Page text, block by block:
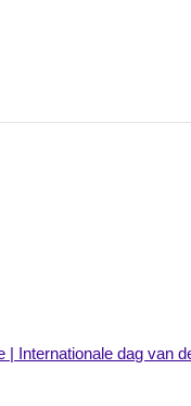
| Internationale dag van